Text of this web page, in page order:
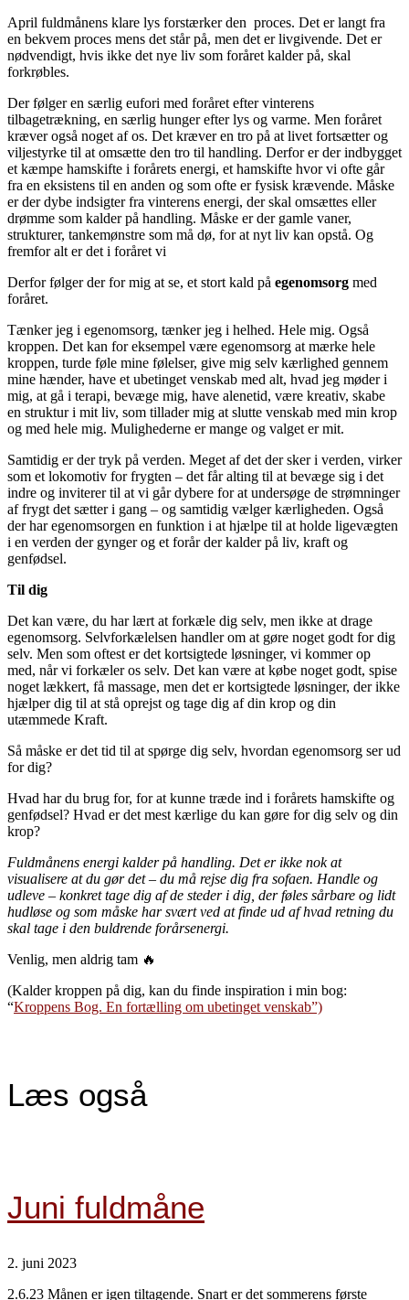
April fuldmånens klare lys forstærker den proces. Det er langt fra
en bekvem proces mens det står på, men det er livgivende. Det er
nødvendigt, hvis ikke det nye liv som foråret kalder på, skal
forkrøbles.
Der følger en særlig eufori med foråret efter vinterens
tilbagetrækning, en særlig hunger efter lys og varme. Men foråret
kræver også noget af os. Det kræver en tro på at livet fortsætter og
viljestyrke til at omsætte den tro til handling. Derfor er der indbygget
et kæmpe hamskifte i forårets energi, et hamskifte hvor vi ofte går
fra en eksistens til en anden og som ofte er fysisk krævende. Måske
er der dybe indsigter fra vinterens energi, der skal omsættes eller
drømme som kalder på handling. Måske er der gamle vaner,
strukturer, tankemønstre som må dø, for at nyt liv kan opstå. Og
fremfor alt er det i foråret vi
Derfor følger der for mig at se, et stort kald på egenomsorg med
foråret.
Tænker jeg i egenomsorg, tænker jeg i helhed. Hele mig. Også
kroppen. Det kan for eksempel være egenomsorg at mærke hele
kroppen, turde føle mine følelser, give mig selv kærlighed gennem
mine hænder, have et ubetinget venskab med alt, hvad jeg møder i
mig, at gå i terapi, bevæge mig, have alenetid, være kreativ, skabe
en struktur i mit liv, som tillader mig at slutte venskab med min krop
og med hele mig. Mulighederne er mange og valget er mit.
Samtidig er der tryk på verden. Meget af det der sker i verden, virker
som et lokomotiv for frygten – det får alting til at bevæge sig i det
indre og inviterer til at vi går dybere for at undersøge de strømninger
af frygt det sætter i gang – og samtidig vælger kærligheden. Også
der har egenomsorgen en funktion i at hjælpe til at holde ligevægten
i en verden der gynger og et forår der kalder på liv, kraft og
genfødsel.
Til dig
Det kan være, du har lært at forkæle dig selv, men ikke at drage
egenomsorg. Selvforkælelsen handler om at gøre noget godt for dig
selv. Men som oftest er det kortsigtede løsninger, vi kommer op
med, når vi forkæler os selv. Det kan være at købe noget godt, spise
noget lækkert, få massage, men det er kortsigtede løsninger, der ikke
hjælper dig til at stå oprejst og tage dig af din krop og din
utæmmede Kraft.
Så måske er det tid til at spørge dig selv, hvordan egenomsorg ser ud
for dig?
Hvad har du brug for, for at kunne træde ind i forårets hamskifte og
genfødsel? Hvad er det mest kærlige du kan gøre for dig selv og din
krop?
Fuldmånens energi kalder på handling. Det er ikke nok at
visualisere at du gør det – du må rejse dig fra sofaen. Handle og
udleve – konkret tage dig af de steder i dig, der føles sårbare og lidt
hudløse og som måske har svært ved at finde ud af hvad retning du
skal tage i den buldrende forårsenergi.
Venlig, men aldrig tam 🔥
(Kalder kroppen på dig, kan du finde inspiration i min bog:
“Kroppens Bog. En fortælling om ubetinget venskab”)
Læs også
Juni fuldmåne
2. juni 2023
2.6.23 Månen er igen tiltagende. Snart er det sommerens første